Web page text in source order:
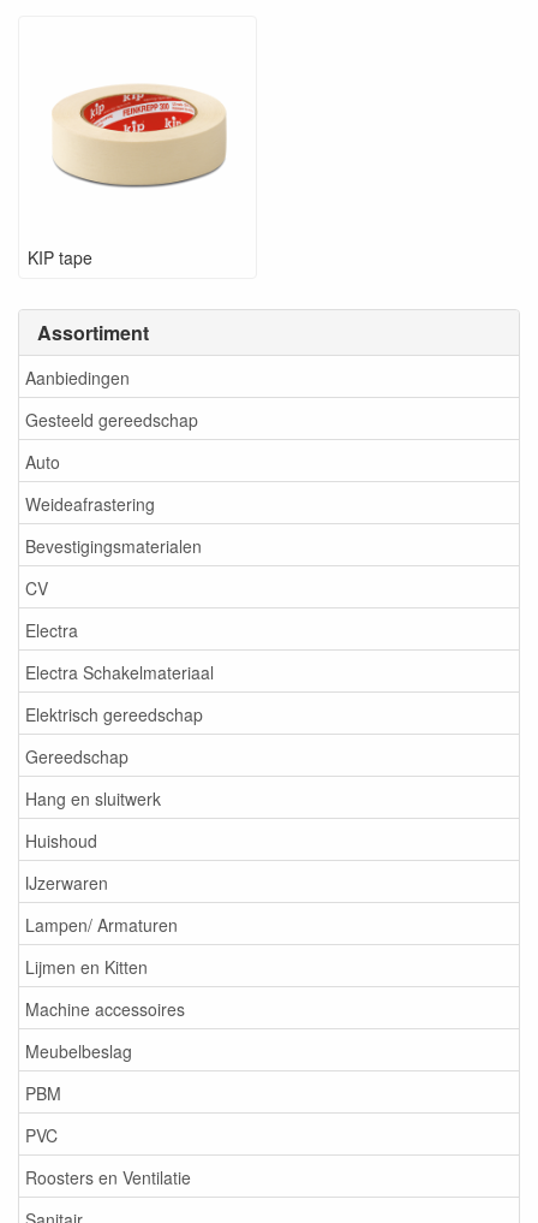
Assortiment
Aanbiedingen
Gesteeld gereedschap
Auto
Weideafrastering
Bevestigingsmaterialen
CV
Electra
Electra Schakelmateriaal
Elektrisch gereedschap
Gereedschap
Hang en sluitwerk
Huishoud
IJzerwaren
Lampen/ Armaturen
Lijmen en Kitten
Machine accessoires
Meubelbeslag
PBM
PVC
Roosters en Ventilatie
KIP tape